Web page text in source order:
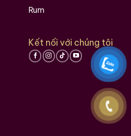
Rum
Kết nối với chúng tôi